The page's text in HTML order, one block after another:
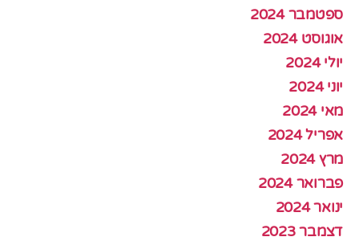
ספטמבר 2024
אוגוסט 2024
יולי 2024
יוני 2024
מאי 2024
אפריל 2024
מרץ 2024
פברואר 2024
ינואר 2024
דצמבר 2023